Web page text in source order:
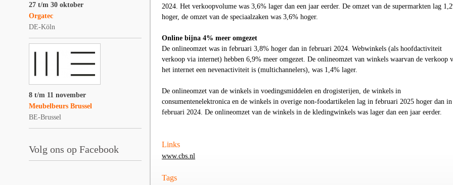
27 t/m 30 oktober
Orgatec
DE-Köln
8 t/m 11 november
Meubelbeurs Brussel
BE-Brussel
Volg ons op Facebook
2024. Het verkoopvolume was 3,6% lager dan een jaar eerder. De omzet van de supermarkten lag 1,2
hoger, de omzet van de speciaalzaken was 3,6% hoger.
Online bijna 4% meer omgezet
De onlineomzet was in februari 3,8% hoger dan in februari 2024. Webwinkels (als hoofdactiviteit
verkoop via internet) hebben 6,9% meer omgezet. De onlineomzet van winkels waarvan de verkoop
het internet een nevenactiviteit is (multichannelers), was 1,4% lager.
De onlineomzet van de winkels in voedingsmiddelen en drogisterijen, de winkels in
consumentenelektronica en de winkels in overige non-foodartikelen lag in februari 2025 hoger dan in
februari 2024. De onlineomzet van de winkels in de kledingwinkels was lager dan een jaar eerder.
Links
www.cbs.nl
Tags